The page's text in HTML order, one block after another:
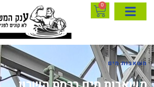
0
משאבות מים